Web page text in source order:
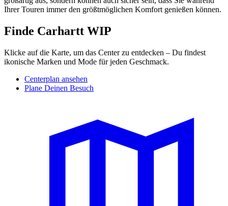
Ihrer Touren immer den größtmöglichen Komfort genießen können.
Finde Carhartt WIP
Klicke auf die Karte, um das Center zu entdecken – Du findest
ikonische Marken und Mode für jeden Geschmack.
Centerplan ansehen
Plane Deinen Besuch